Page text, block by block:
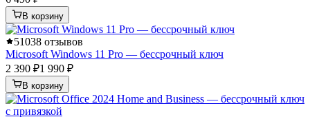
В корзину
51038 отзывов
Microsoft Windows 11 Pro — бессрочный ключ
2 390 ₽1 990 ₽
В корзину